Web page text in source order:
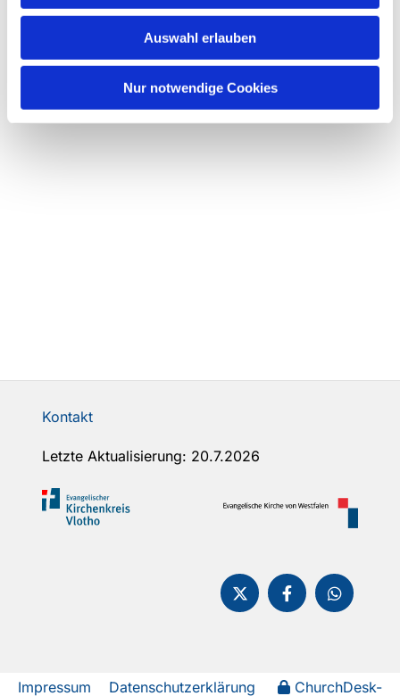
Auswahl erlauben
Nur notwendige Cookies
Kontakt
Letzte Aktualisierung: 20.7.2026
Impressum Datenschutzerklärung ChurchDesk-